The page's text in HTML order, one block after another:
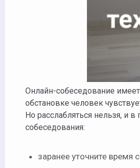
Онлайн-собеседование
обстановке человек
Но расслабляться нельзя, и
собеседования:
заранее уточните